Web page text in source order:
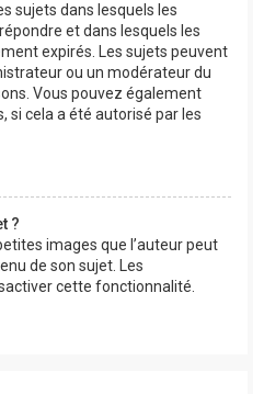
sujets dans lesquels les
et dans lesquels les
expirés. Les sujets peuvent
ou un modérateur du
Vous pouvez également
si cela a été autorisé par les
?
images que l’auteur peut
de son sujet. Les
cette fonctionnalité.